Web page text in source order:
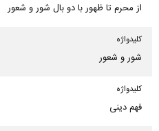
از محرم تا ظهور با دو بال شور و شعور
كلیدواژه
شور و شعور
كلیدواژه
فهم دینی